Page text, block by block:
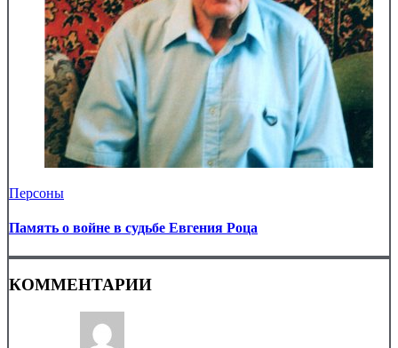
Персоны
Память о войне в судьбе Евгения Роца
КОММЕНТАРИИ